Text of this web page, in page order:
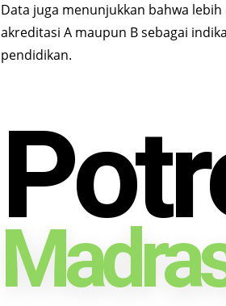
Data juga menunjukkan bahwa
akreditasi A maupun B sebagai
pendidikan.